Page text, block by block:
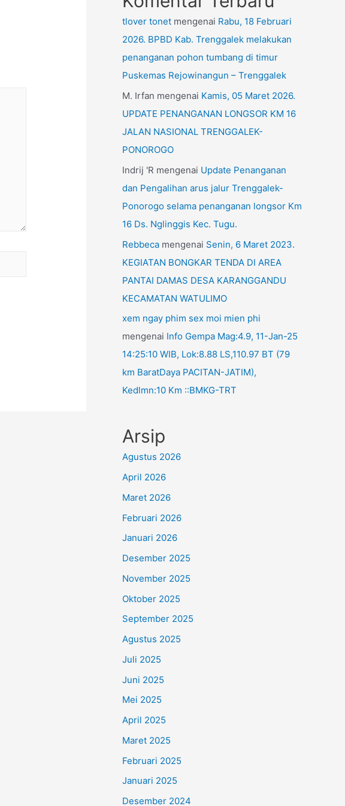
tlover tonet mengenai Rabu, 18 Februari
2026. BPBD Kab. Trenggalek melakukan
penanganan pohon tumbang di timur
Puskemas Rejowinangun – Trenggalek
M. Irfan mengenai Kamis, 05 Maret 2026.
UPDATE PENANGANAN LONGSOR KM 16
JALAN NASIONAL TRENGGALEK-
PONOROGO
Indrij 'R mengenai Update Penanganan
dan Pengalihan arus jalur Trenggalek-
Ponorogo selama penanganan longsor Km
16 Ds. Nglinggis Kec. Tugu.
Rebbeca mengenai Senin, 6 Maret 2023.
KEGIATAN BONGKAR TENDA DI AREA
PANTAI DAMAS DESA KARANGGANDU
KECAMATAN WATULIMO
xem ngay phim sex moi mien phi
mengenai Info Gempa Mag:4.9, 11-Jan-25
14:25:10 WIB, Lok:8.88 LS,110.97 BT (79
km BaratDaya PACITAN-JATIM),
Kedlmn:10 Km ::BMKG-TRT
Arsip
Agustus 2026
April 2026
Maret 2026
Februari 2026
Januari 2026
Desember 2025
November 2025
Oktober 2025
September 2025
Agustus 2025
Juli 2025
Juni 2025
Mei 2025
April 2025
Maret 2025
Februari 2025
Januari 2025
Desember 2024